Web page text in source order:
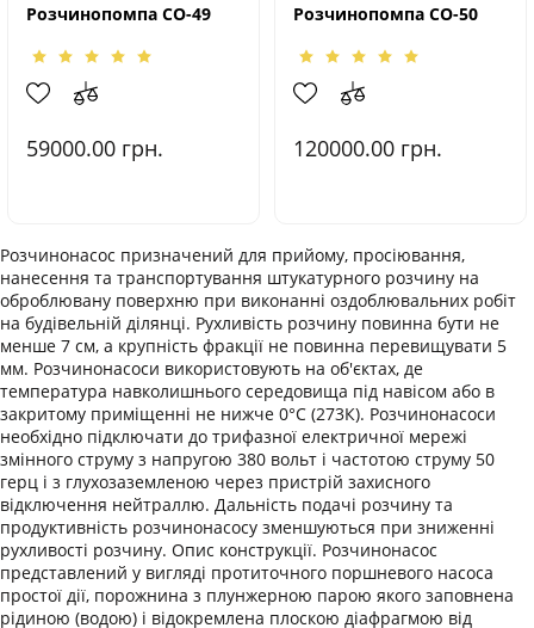
Розчинопомпа СО-49
59000.00 грн.
Розчинопомпа СО-50
120000.00 грн.
Розчинонасос призначений для прийому, просіювання,
нанесення та транспортування штукатурного розчину на
оброблювану поверхню при виконанні оздоблювальних робіт
на будівельній ділянці. Рухливість розчину повинна бути не
менше 7 см, а крупність фракції не повинна перевищувати 5
мм. Розчинонасоси використовують на об'єктах, де
температура навколишнього середовища під навісом або в
закритому приміщенні не нижче 0°С (273К). Розчинонасоси
необхідно підключати до трифазної електричної мережі
змінного струму з напругою 380 вольт і частотою струму 50
герц і з глухозаземленою через пристрій захисного
відключення нейтраллю. Дальність подачі розчину та
продуктивність розчинонасосу зменшуються при зниженні
рухливості розчину. Опис конструкції. Розчинонасос
представлений у вигляді протиточного поршневого насоса
простої дії, порожнина з плунжерною парою якого заповнена
рідиною (водою) і відокремлена плоскою діафрагмою від